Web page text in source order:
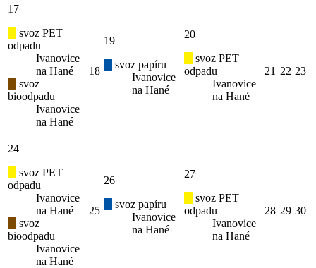
17
svoz PET
odpadu
Ivanovice
na Hané
svoz
bioodpadu
Ivanovice
na Hané
18
19
svoz papíru
Ivanovice
na Hané
20
svoz PET
odpadu
Ivanovice
na Hané
21 22 23
24
svoz PET
odpadu
Ivanovice
na Hané
svoz
bioodpadu
Ivanovice
na Hané
25
26
svoz papíru
Ivanovice
na Hané
27
svoz PET
odpadu
Ivanovice
na Hané
28 29 30